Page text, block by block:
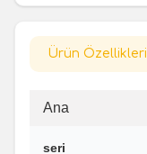
Ürün Özellikleri
Ana
seri